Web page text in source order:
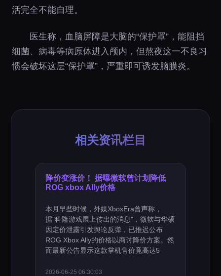
活完全不能自理。
医生称，血脑屏障是大脑的“保护罩”，能阻挡
细菌、病毒等病原体进入颅内，但熬夜这一不良习
惯会破坏这层“保护罩”，严重即可诱发脑膜炎。
相关资讯栏目
降价变涨价！ 据曝微软曾计划降低
ROG xbox Ally价格
本月早些时候，外媒XboxEra曾声称，
据"科隆游戏展上传出的消息"，微软与华硕
因定价泄露引发舆论反弹，已推迟公布
ROG Xbox Ally的价格以商讨降价方案。然
而最新公告显示这款掌机售价竟高达5
2026-06-25 06:30:03